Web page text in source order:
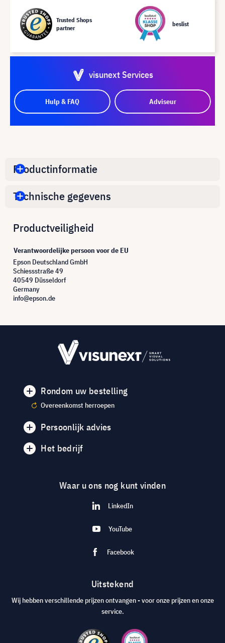
Trusted Shops
partner
beslist
visunext Services
Hulp & FAQ Adviseur
Productinformatie
Technische gegevens
Productveiligheid
Verantwoordelijke persoon voor de EU
Epson Deutschland GmbH
Schiessstraße 49
40549 Düsseldorf
Germany
info@epson.de
Rondom uw bestelling
Overeenkomst herroepen
Persoonlijk advies
Het bedrijf
Waar u ons nog kunt vinden
LinkedIn
YouTube
Facebook
Uitstekend
Wij hebben verschillende prijzen ontvangen - voor onze prijzen en onze
service.